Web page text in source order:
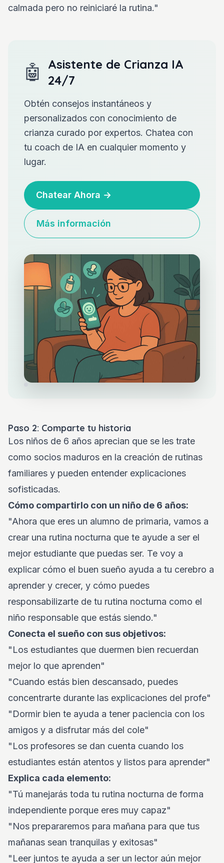
calmada pero no reiniciaré la rutina."
🤖
Asistente de Crianza IA
24/7
Obtén consejos instantáneos y
personalizados con conocimiento de
crianza curado por expertos. Chatea con
tu coach de IA en cualquier momento y
lugar.
Chatear Ahora →
Más información
Paso 2: Comparte tu historia
Los niños de 6 años aprecian que se les trate
como socios maduros en la creación de rutinas
familiares y pueden entender explicaciones
sofisticadas.
Cómo compartirlo con un niño de 6 años:
"Ahora que eres un alumno de primaria, vamos a
crear una rutina nocturna que te ayude a ser el
mejor estudiante que puedas ser. Te voy a
explicar cómo el buen sueño ayuda a tu cerebro a
aprender y crecer, y cómo puedes
responsabilizarte de tu rutina nocturna como el
niño responsable que estás siendo."
Conecta el sueño con sus objetivos:
"Los estudiantes que duermen bien recuerdan
mejor lo que aprenden"
"Cuando estás bien descansado, puedes
concentrarte durante las explicaciones del profe"
"Dormir bien te ayuda a tener paciencia con los
amigos y a disfrutar más del cole"
"Los profesores se dan cuenta cuando los
estudiantes están atentos y listos para aprender"
Explica cada elemento:
"Tú manejarás toda tu rutina nocturna de forma
independiente porque eres muy capaz"
"Nos prepararemos para mañana para que tus
mañanas sean tranquilas y exitosas"
"Leer juntos te ayuda a ser un lector aún mejor